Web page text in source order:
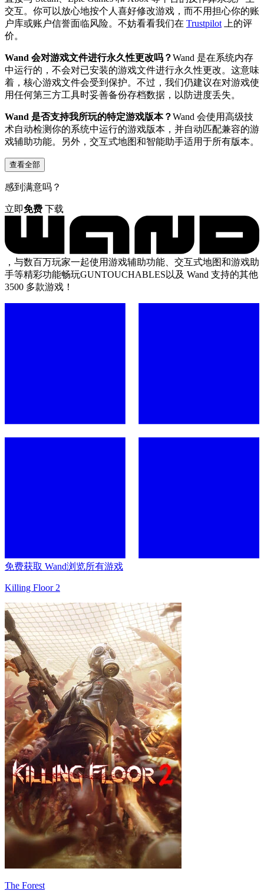
交互。你可以放心地按个人喜好修改游戏，而不用担心你的账
户库或账户信誉面临风险。不妨看看我们在 Trustpilot 上的评
价。
Wand 会对游戏文件进行永久性更改吗？Wand 是在系统内存
中运行的，不会对已安装的游戏文件进行永久性更改。这意味
着，核心游戏文件会受到保护。不过，我们仍建议在对游戏使
用任何第三方工具时妥善备份存档数据，以防进度丢失。
Wand 是否支持我所玩的特定游戏版本？Wand 会使用高级技
术自动检测你的系统中运行的游戏版本，并自动匹配兼容的游
戏辅助功能。另外，交互式地图和智能助手适用于所有版本。
查看全部
感到满意吗？
立即免费 下载
，与数百万玩家一起使用游戏辅助功能、交互式地图和游戏助
手等精彩功能畅玩GUNTOUCHABLES以及 Wand 支持的其他
3500 多款游戏！
免费获取 Wand浏览所有游戏
Killing Floor 2
The Forest